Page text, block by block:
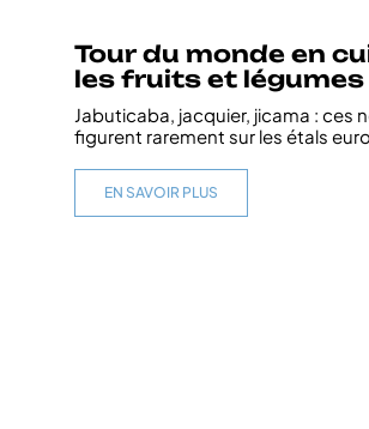
Tour du monde en
les fruits et légumes
Jabuticaba, jacquier, jicama : ces
figurent rarement sur les étals
EN SAVOIR PLUS